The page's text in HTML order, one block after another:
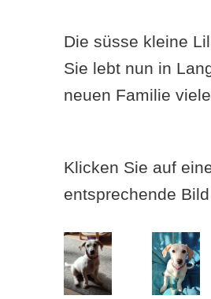
Die süsse kleine
Sie lebt nun in
neuen Familie
Klicken Sie auf
entsprechende